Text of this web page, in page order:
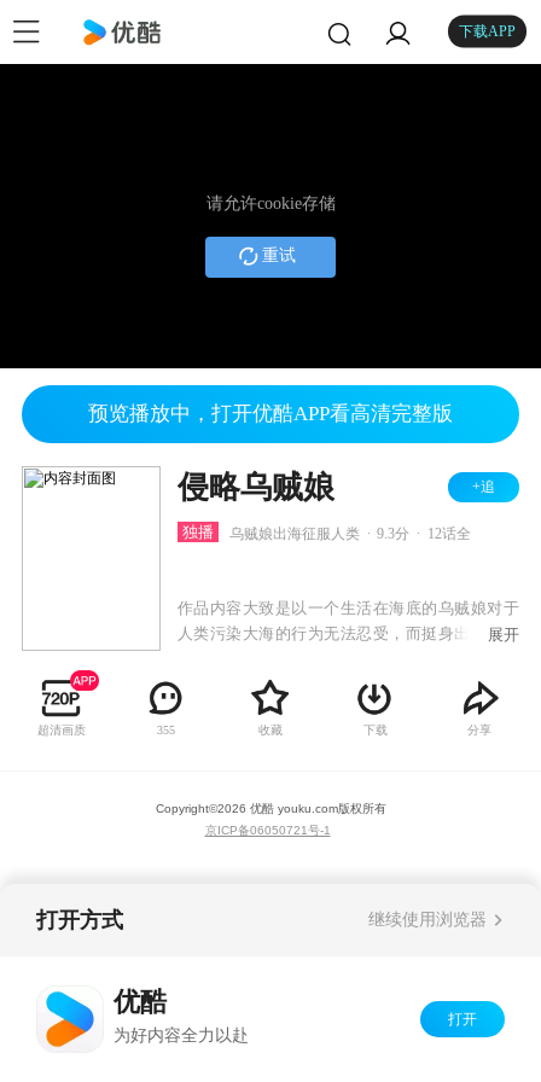
下载APP
请允许cookie存储
重试
预览播放中，打开优酷APP看高清完整版
侵略乌贼娘 +追
独播 乌贼娘出海征服人类 9.3分 12话全
作品内容大致是以一个生活在海底的乌贼娘对于
人类污染大海的行为无法忍受，而挺身出海决定
征服人类，但却因为缺乏常识而被各种各样的新
事物吓到，继而沦为了在一个不起眼的沙滩小店
打工的店员，之后的故事以各种联系不紧密的单
展开
超清画质 355 收藏 下载 分享
Copyright©2026 优酷 youku.com版权所有
京ICP备06050721号-1
打开方式 继续使用浏览器
优酷
为好内容全力以赴
打开